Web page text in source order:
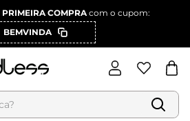
PRIMEIRA COMPRAcom o cupom:
BEMVINDA